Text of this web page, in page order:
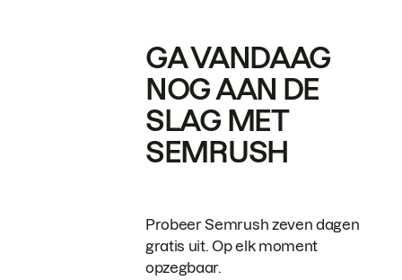
GA VANDAAG
NOG AAN DE
SLAG MET
SEMRUSH
Probeer Semrush zeven dagen
gratis uit. Op elk moment
opzegbaar.